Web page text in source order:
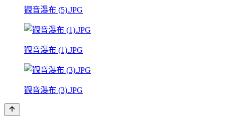
觀音瀑布 (5).JPG
觀音瀑布 (1).JPG
觀音瀑布 (3).JPG